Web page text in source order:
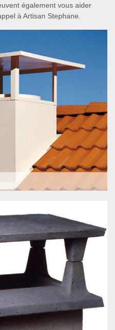
également vous aider
à Artisan Stephane.